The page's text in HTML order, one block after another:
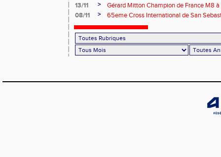
13/11
>
Gérard Mitton Champion de France M8
des athlètes du PBA
08/11 > 65eme Cross International de San